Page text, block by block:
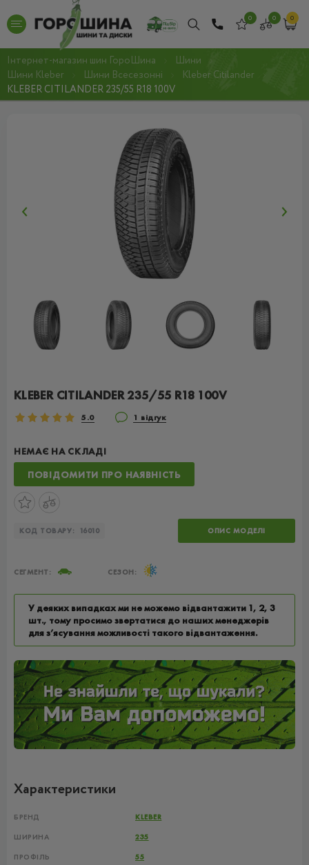
0 0 0
Інтернет-магазин шин ГороШина
Шини
Шини Kleber
Шини Всесезонні
Kleber Citilander
KLEBER CITILANDER 235/55 R18 100V
KLEBER CITILANDER 235/55 R18 100V
5.0 1 відгук
НЕМАЄ НА СКЛАДІ
ПОВІДОМИТИ ПРО НАЯВНІСТЬ
КОД ТОВАРУ: 16010 ОПИС МОДЕЛІ
СЕГМЕНТ: СЕЗОН:
У деяких випадках ми не можемо відвантажити 1, 2, 3
шт., тому просимо звертатися до наших менеджерів
для з’ясування можливості такого відвантаження.
Характеристики
БРЕНД KLEBER
ШИРИНА 235
ПРОФІЛЬ 55